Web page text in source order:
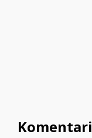
Komentari